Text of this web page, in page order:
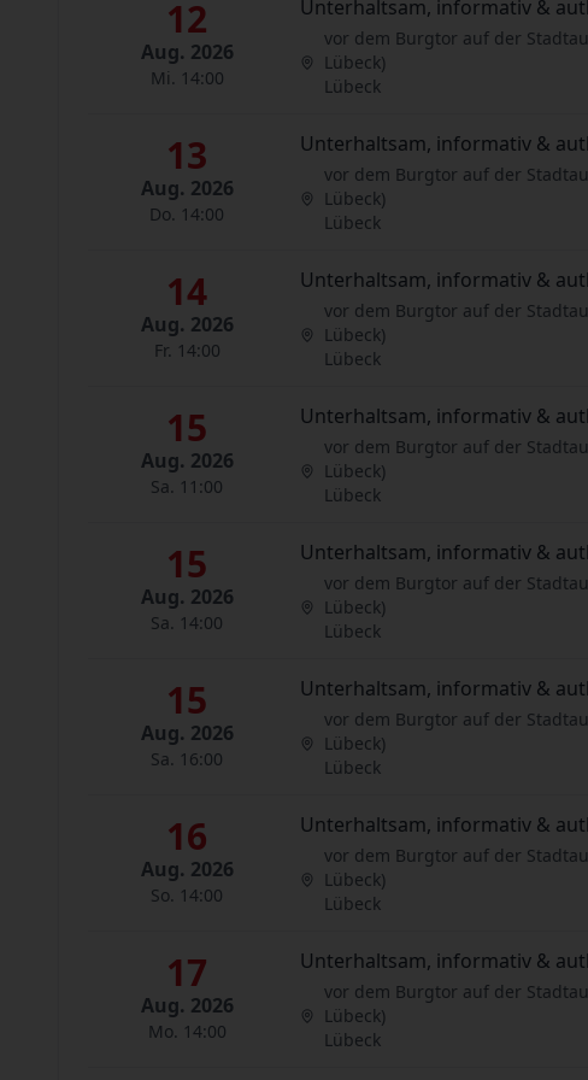
12
Aug. 2026
Mi. 14:00
Unterhaltsam, informativ &
vor dem Burgtor auf der
Lübeck)
Lübeck
13
Aug. 2026
Do. 14:00
Unterhaltsam, informativ &
vor dem Burgtor auf der
Lübeck)
Lübeck
14
Aug. 2026
Fr. 14:00
Unterhaltsam, informativ &
vor dem Burgtor auf der
Lübeck)
Lübeck
15
Aug. 2026
Sa. 11:00
Unterhaltsam, informativ &
vor dem Burgtor auf der
Lübeck)
Lübeck
15
Aug. 2026
Sa. 14:00
Unterhaltsam, informativ &
vor dem Burgtor auf der
Lübeck)
Lübeck
15
Aug. 2026
Sa. 16:00
Unterhaltsam, informativ &
vor dem Burgtor auf der
Lübeck)
Lübeck
16
Aug. 2026
So. 14:00
Unterhaltsam, informativ &
vor dem Burgtor auf der
Lübeck)
Lübeck
17
Aug. 2026
Mo. 14:00
Unterhaltsam, informativ &
vor dem Burgtor auf der
Lübeck)
Lübeck